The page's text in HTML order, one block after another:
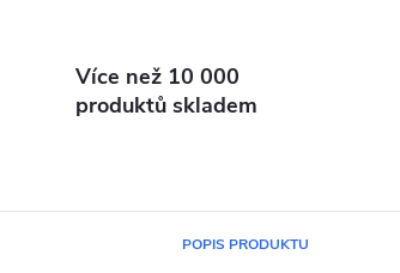
Více než 10 000
produktů skladem
POPIS PRODUKTU